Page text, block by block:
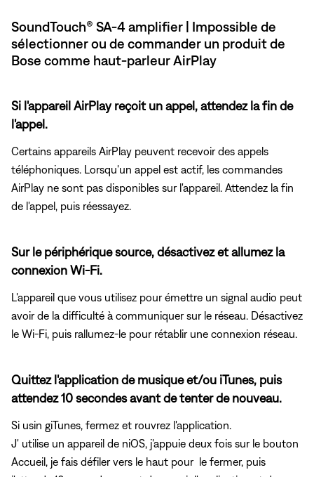
SoundTouch® SA-4 amplifier | Impossible de
sélectionner ou de commander un produit de
Bose comme haut-parleur AirPlay
Si l'appareil AirPlay reçoit un appel, attendez la fin de
l'appel.
Certains appareils AirPlay peuvent recevoir des appels
téléphoniques. Lorsqu'un appel est actif, les commandes
AirPlay ne sont pas disponibles sur l'appareil. Attendez la fin
de l'appel, puis réessayez.
Sur le périphérique source, désactivez et allumez la
connexion Wi-Fi.
L'appareil que vous utilisez pour émettre un signal audio peut
avoir de la difficulté à communiquer sur le réseau. Désactivez
le Wi-Fi, puis rallumez-le pour rétablir une connexion réseau.
Quittez l'application de musique et/ou iTunes, puis
attendez 10 secondes avant de tenter de nouveau.
Si usin giTunes, fermez et rouvrez l'application.
J' utilise un appareil de niOS, j'appuie deux fois sur le bouton
Accueil, je fais défiler vers le haut pour le fermer, puis